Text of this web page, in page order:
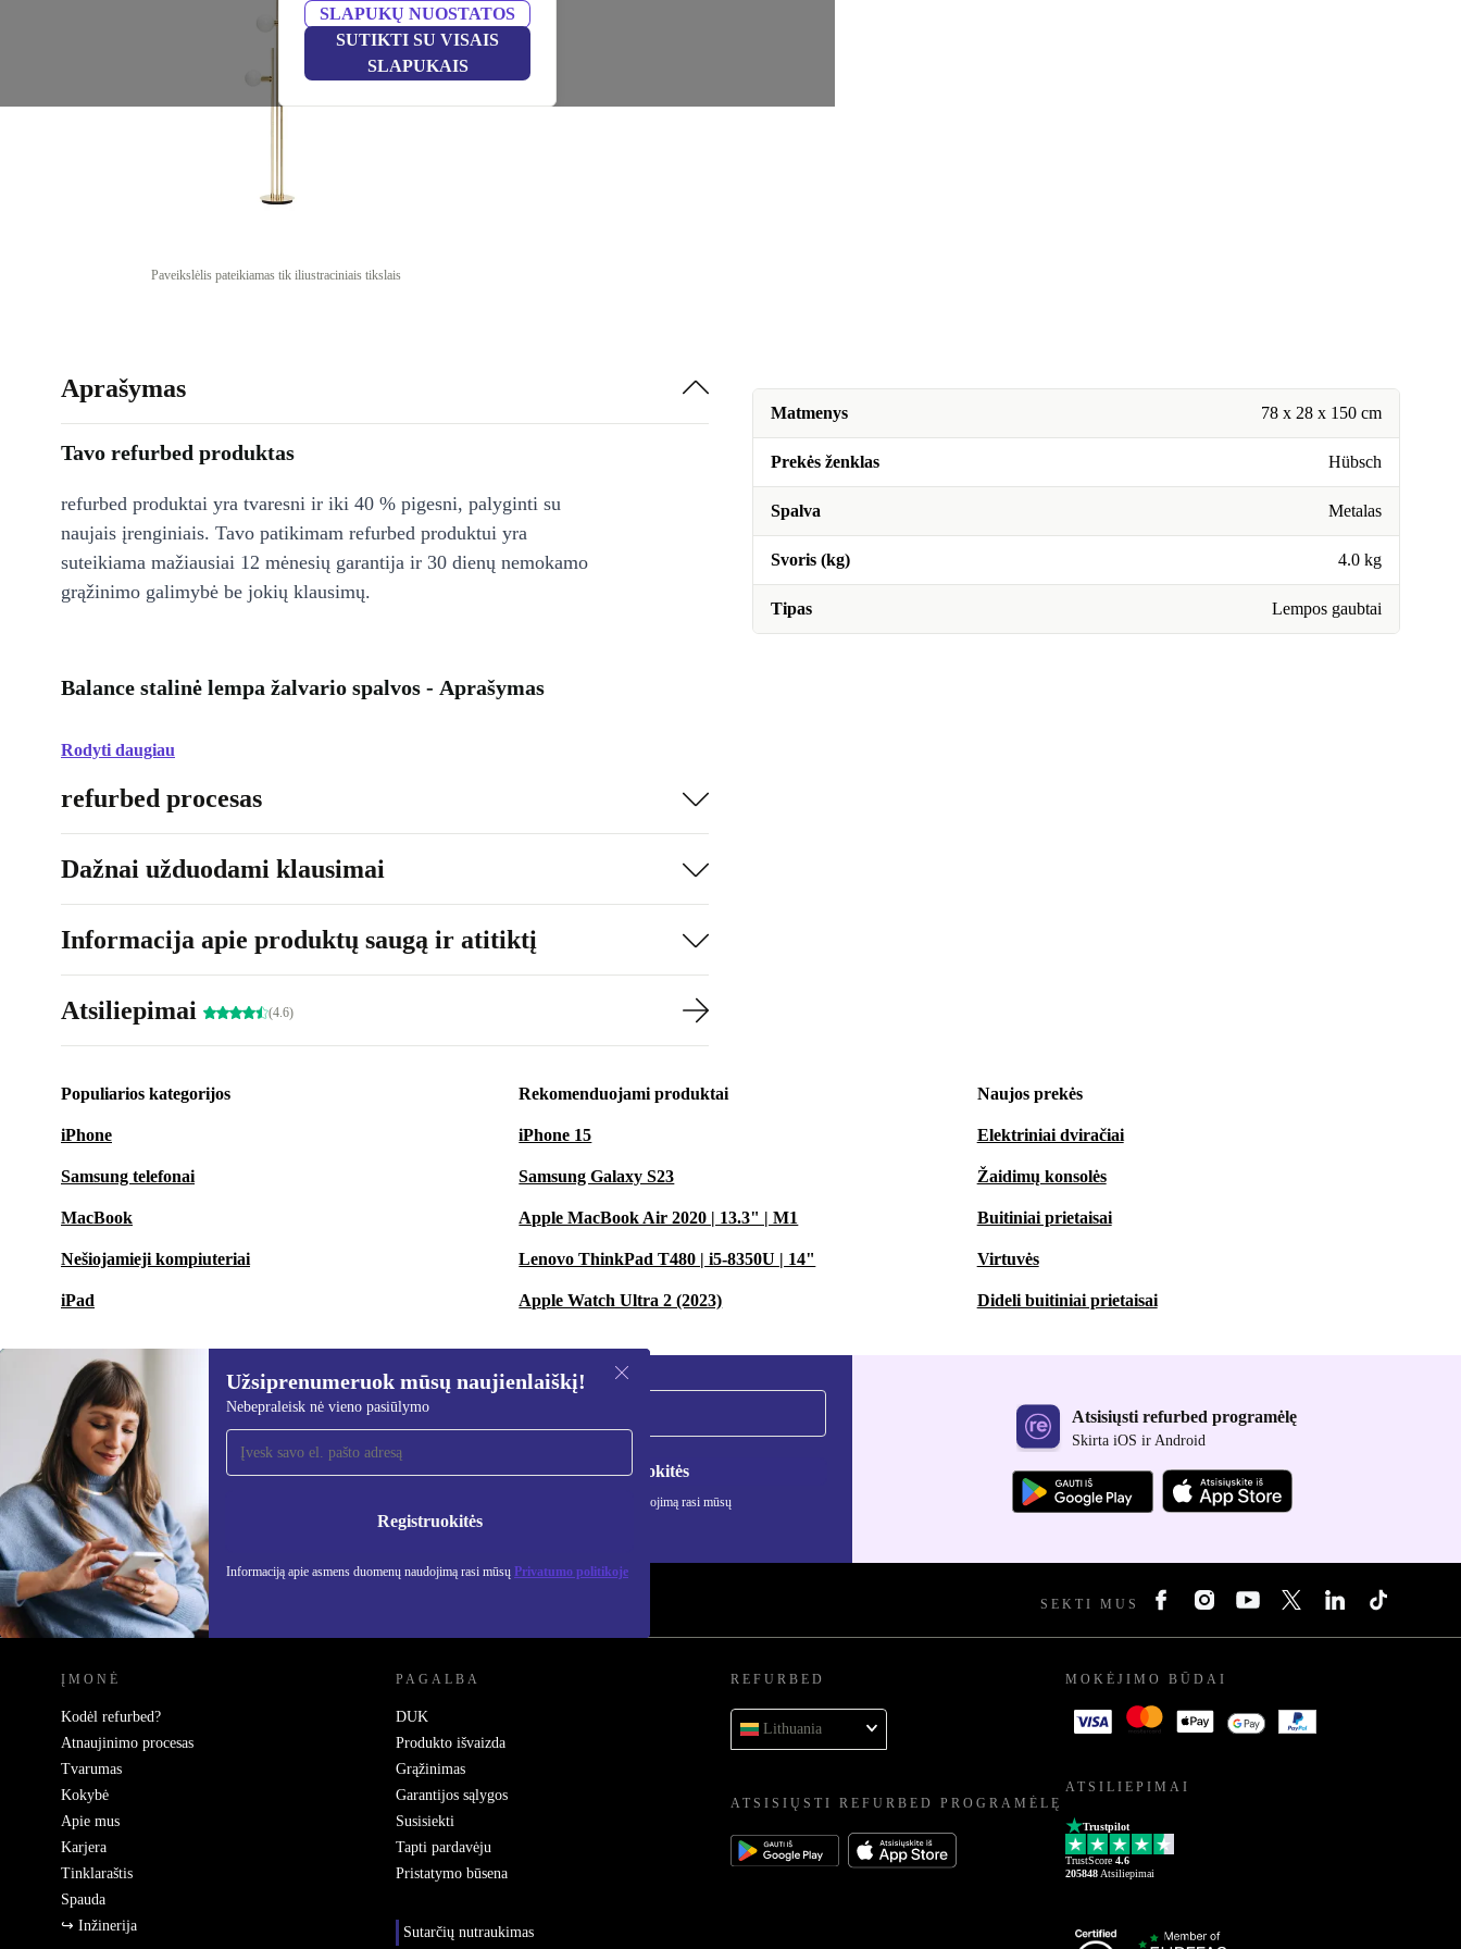
SLAPUKŲ NUOSTATOS
SUTIKTI SU VISAIS
SLAPUKAIS
Paveikslėlis pateikiamas tik iliustraciniais tikslais
Matmenys 78 x 28 x 150 cm
Prekės ženklas Hübsch
Spalva Metalas
Svoris (kg) 4.0 kg
Tipas Lempos gaubtai
Aprašymas
Tavo refurbed produktas
refurbed produktai yra tvaresni ir iki 40 % pigesni, palyginti su
naujais įrenginiais. Tavo patikimam refurbed produktui yra
suteikiama mažiausiai 12 mėnesių garantija ir 30 dienų nemokamo
grąžinimo galimybė be jokių klausimų.
Balance stalinė lempa žalvario spalvos - Aprašymas
Rodyti daugiau
refurbed procesas
Dažnai užduodami klausimai
Informacija apie produktų saugą ir atitiktį
Atsiliepimai (4.6)
Populiarios kategorijos
iPhone
Samsung telefonai
MacBook
Nešiojamieji kompiuteriai
iPad
Rekomenduojami produktai
iPhone 15
Samsung Galaxy S23
Apple MacBook Air 2020 | 13.3" | M1
Lenovo ThinkPad T480 | i5-8350U | 14"
Apple Watch Ultra 2 (2023)
Naujos prekės
Elektriniai dviračiai
Žaidimų konsolės
Buitiniai prietaisai
Virtuvės
Dideli buitiniai prietaisai
Užsiprenumeruok mūsų naujienlaiškį!
Nebepraleisk nė vieno pasiūlymo
Registruokitės
Informaciją apie asmens duomenų naudojimą rasi mūsų Privatumo politikoje
Užsiprenumeruok mūsų
naujienlaiškį!
Nebepraleisk nė vieno pasiūlymo.
Registruokitės
Informaciją apie asmens duomenų naudojimą rasi mūsų
Privatumo politikoje
Atsisiųsti refurbed programėlę
Skirta iOS ir Android
REFURBED LIETUVA - RETHINK NEW. SEKTI MUS
ĮMONĖ
Kodėl refurbed?
Atnaujinimo procesas
Tvarumas
Kokybė
Apie mus
Karjera
Tinklaraštis
Spauda
↪ Inžinerija
PAGALBA
DUK
Produkto išvaizda
Grąžinimas
Garantijos sąlygos
Susisiekti
Tapti pardavėju
Pristatymo būsena
Sutarčių nutraukimas
REFURBED
Lithuania
ATSISIŲSTI REFURBED PROGRAMĖLĘ
MOKĖJIMO BŪDAI
ATSILIEPIMAI
Trustpilot
TrustScore 4.6
205848 Atsiliepimai